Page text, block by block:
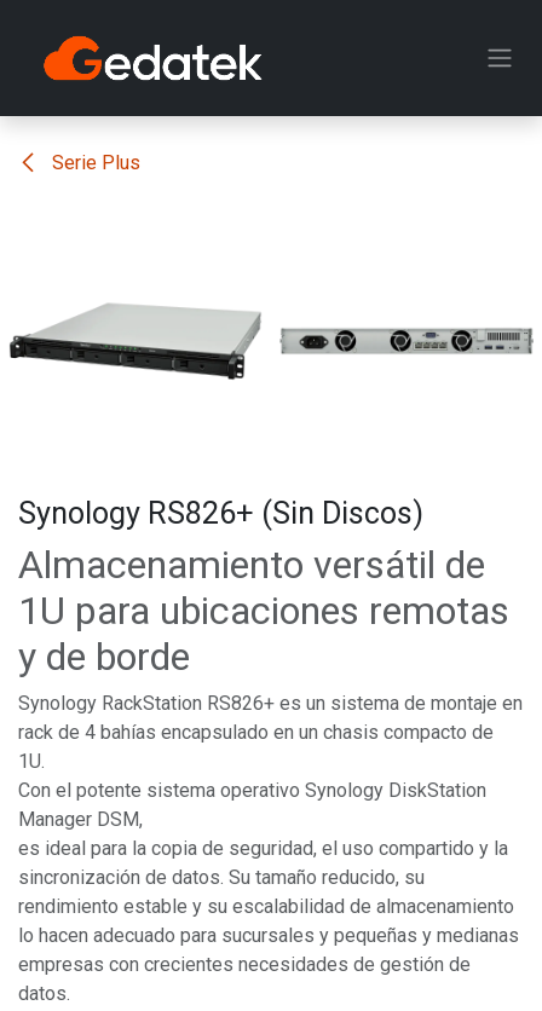
Serie Plus
Synology RS826+ (Sin Discos)
Almacenamiento versátil de
1U para ubicaciones remotas
y de borde
Synology RackStation RS826+ es un sistema de montaje en
rack de 4 bahías encapsulado en un chasis compacto de
1U.
Con el potente sistema operativo Synology DiskStation
Manager DSM,
es ideal para la copia de seguridad, el uso compartido y la
sincronización de datos. Su tamaño reducido, su
rendimiento estable y su escalabilidad de almacenamiento
lo hacen adecuado para sucursales y pequeñas y medianas
empresas con crecientes necesidades de gestión de
datos.